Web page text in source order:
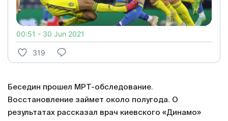
00:51 - 30 Jun 2021
319
Беседин прошел МРТ-обследование.
Восстановление займет около полугода. О
результатах рассказал врач киевского «Динамо»